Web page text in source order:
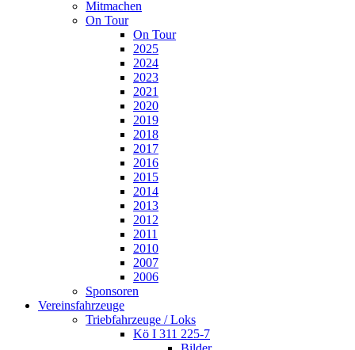
Mitmachen
On Tour
On Tour
2025
2024
2023
2021
2020
2019
2018
2017
2016
2015
2014
2013
2012
2011
2010
2007
2006
Sponsoren
Vereinsfahrzeuge
Triebfahrzeuge / Loks
Kö I 311 225-7